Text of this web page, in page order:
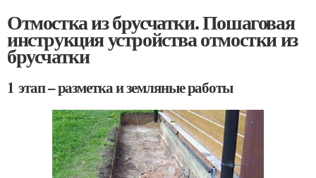
Отмостка из брусчатки. Пошаговая
инструкция устройства отмостки из
брусчатки
1 этап – разметка и земляные работы